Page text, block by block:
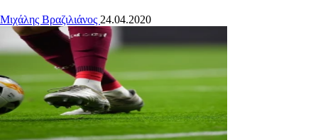
Μιχάλης Βραζιλιάνος 24.04.2020